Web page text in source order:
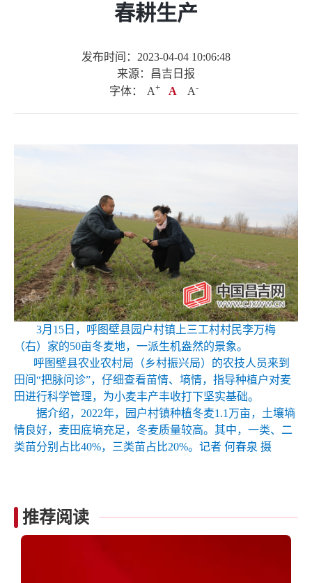
春耕生产
发布时间：2023-04-04 10:06:48
来源：昌吉日报
字体：
A+ A A-
3月15日，呼图壁县园户村镇上三工村村民李万梅
（右）家的50亩冬麦地，一派生机盎然的景象。
呼图壁县农业农村局（乡村振兴局）的农技人员来到
田间“把脉问诊”，仔细查看苗情、墒情，指导种植户对麦
田进行科学管理，为小麦丰产丰收打下坚实基础。
据介绍，2022年，园户村镇种植冬麦1.1万亩，土壤墒
情良好，麦田底墒充足，冬麦质量较高。其中，一类、二
类苗分别占比40%，三类苗占比20%。记者 何春泉 摄
推荐阅读